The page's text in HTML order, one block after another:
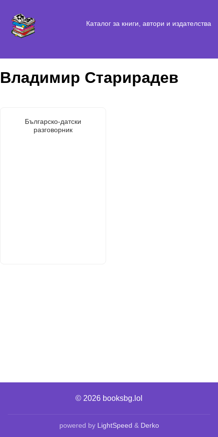
Каталог за книги, автори и издателства
Владимир Старирадев
Българско-датски
разговорник
© 2026 booksbg.lol
powered by LightSpeed & Derko